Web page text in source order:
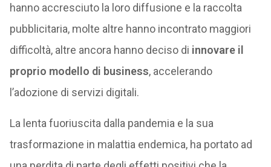
hanno accresciuto la loro diffusione e la raccolta
pubblicitaria, molte altre hanno incontrato maggiori
difficoltà, altre ancora hanno deciso di innovare il
proprio modello di business, accelerando
l’adozione di servizi digitali.
La lenta fuoriuscita dalla pandemia e la sua
trasformazione in malattia endemica, ha portato ad